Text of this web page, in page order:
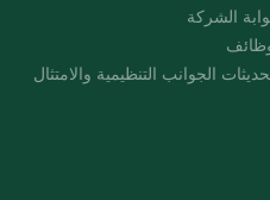
الشركة
الجوانب التنظيمية والامتثال